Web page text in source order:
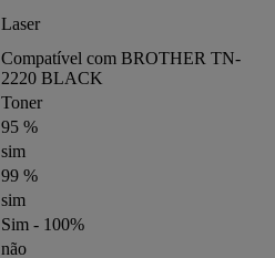
Laser
Compatível com BROTHER TN-
2220 BLACK
Toner
95 %
sim
99 %
sim
Sim - 100%
não